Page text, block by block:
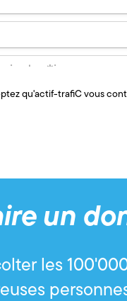
qu'actif-trafiC vous
un
les